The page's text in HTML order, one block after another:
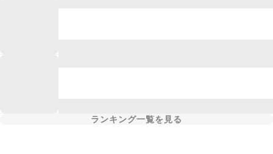
ランキング一覧を見る